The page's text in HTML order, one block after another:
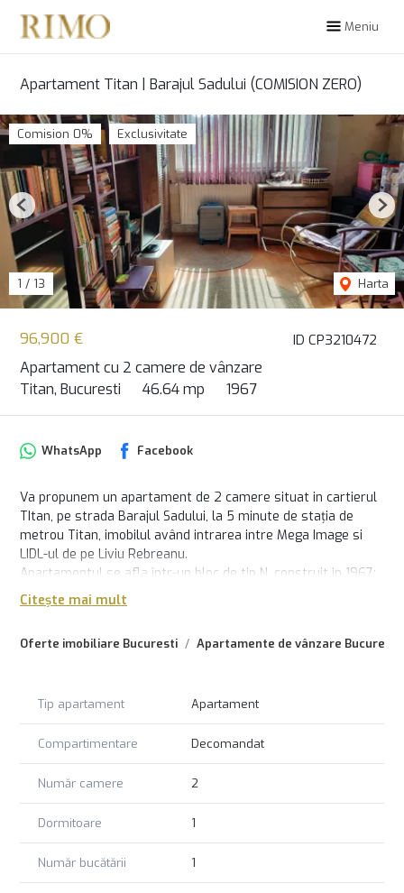
Meniu
Apartament Titan | Barajul Sadului (COMISION ZERO)
ID CP3210472
96,900 €
Apartament cu 2 camere de vânzare
Titan, Bucuresti
46.64 mp 1967
Comision 0% Exclusivitate
1 / 13 Harta
Previous
Oferte imobiliare Bucuresti Apartamente de vânzare Bucuresti
WhatsApp Facebook
Va propunem un apartament de 2 camere situat in cartierul
TItan, pe strada Barajul Sadului, la 5 minute de stația de
metrou Titan, imobilul având intrarea intre Mega Image si
LIDL-ul de pe Liviu Rebreanu.
Apartamentul se afla într-un bloc de tip N, construit in 1967;
nu este încadrat in nicio clasa de risc seismic, nefiind
expertizat.
facilitează accesul in living, in dormitor, in baie si in bucătărie.
ZERO.
Citește mai mult
Tip apartament Apartament
Compartimentare Decomandat
Număr camere 2
Dormitoare 1
Număr bucătării 1